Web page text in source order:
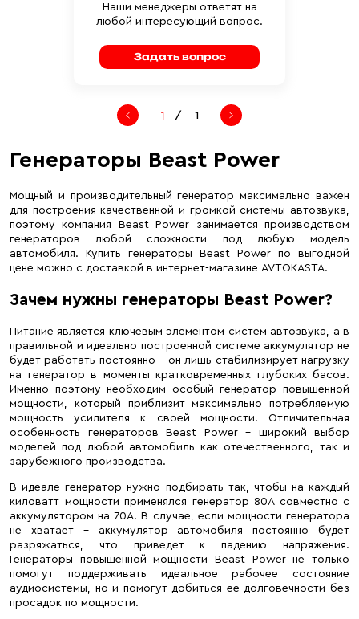
Наши менеджеры ответят на
любой интересующий вопрос.
Задать вопрос
/ 1
Генераторы Beast Power
Мощный и производительный генератор максимально важен
для построения качественной и громкой системы автозвука,
поэтому компания Beast Power занимается производством
генераторов любой сложности под любую модель
автомобиля. Купить генераторы Beast Power по выгодной
цене можно с доставкой в интернет-магазине AVTOKASTA.
Зачем нужны генераторы Beast Power?
Питание является ключевым элементом систем автозвука, а в
правильной и идеально построенной системе аккумулятор не
будет работать постоянно – он лишь стабилизирует нагрузку
на генератор в моменты кратковременных глубоких басов.
Именно поэтому необходим особый генератор повышенной
мощности, который приблизит максимально потребляемую
мощность усилителя к своей мощности. Отличительная
особенность генераторов Beast Power – широкий выбор
моделей под любой автомобиль как отечественного, так и
зарубежного производства.
В идеале генератор нужно подбирать так, чтобы на каждый
киловатт мощности применялся генератор 80А совместно с
аккумулятором на 70А. В случае, если мощности генератора
не хватает – аккумулятор автомобиля постоянно будет
разряжаться, что приведет к падению напряжения.
Генераторы повышенной мощности Beast Power не только
помогут поддерживать идеальное рабочее состояние
аудиосистемы, но и помогут добиться ее долговечности без
просадок по мощности.